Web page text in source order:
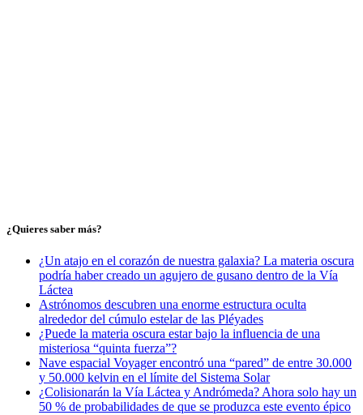
¿Quieres saber más?
¿Un atajo en el corazón de nuestra galaxia? La materia oscura
podría haber creado un agujero de gusano dentro de la Vía
Láctea
Astrónomos descubren una enorme estructura oculta
alrededor del cúmulo estelar de las Pléyades
¿Puede la materia oscura estar bajo la influencia de una
misteriosa “quinta fuerza”?
Nave espacial Voyager encontró una “pared” de entre 30.000
y 50.000 kelvin en el límite del Sistema Solar
¿Colisionarán la Vía Láctea y Andrómeda? Ahora solo hay un
50 % de probabilidades de que se produzca este evento épico